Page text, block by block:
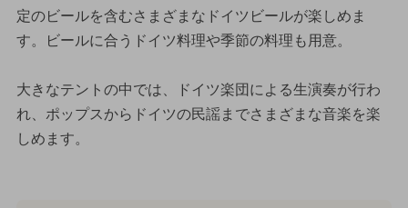
定のビールを含むさまざまなドイツビールが楽しめま
す。ビールに合うドイツ料理や季節の料理も用意。
大きなテントの中では、ドイツ楽団による生演奏が行わ
れ、ポップスからドイツの民謡までさまざまな音楽を楽
しめます。